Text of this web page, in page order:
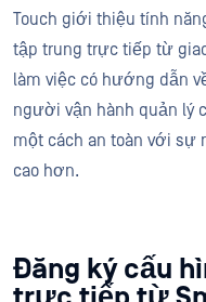
Touch giới thiệu tính
tập trung trực tiếp từ
làm việc có hướng dẫn
người vận hành quản lý
một cách an toàn với sự
cao hơn.
Đăng ký cấu